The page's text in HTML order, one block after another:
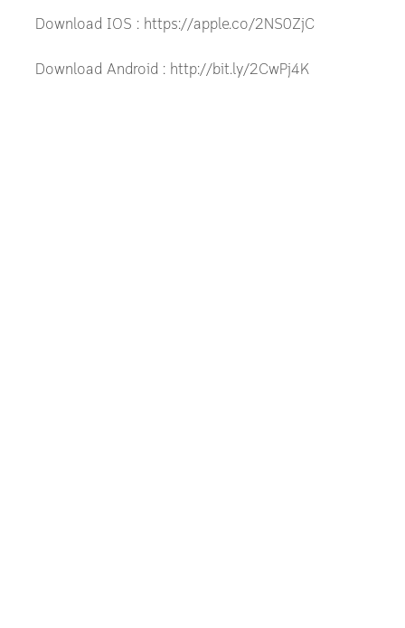
Download IOS : https://apple.co/2NS0ZjC
Download Android : http://bit.ly/2CwPj4K